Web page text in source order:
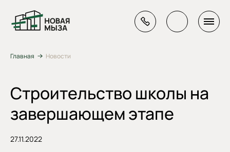
Главная Новости
Строительство школы на
завершающем этапе
27.11.2022